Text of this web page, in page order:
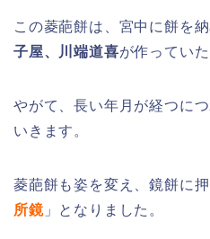
この菱葩餅は、宮中に餅を
子屋、川端道喜が作っていた
やがて、長い年月が経つに
いきます。
菱葩餅も姿を変え、鏡餅に
所鏡」となりました。